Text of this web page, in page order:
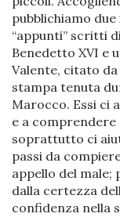
pubblichiamo
“appunti” scritti
Benedetto XVI e
Valente, citato
stampa tenuta
Marocco. Essi ci
e a comprendere
soprattutto ci
passi da
appello del male;
dalla certezza
confidenza nella